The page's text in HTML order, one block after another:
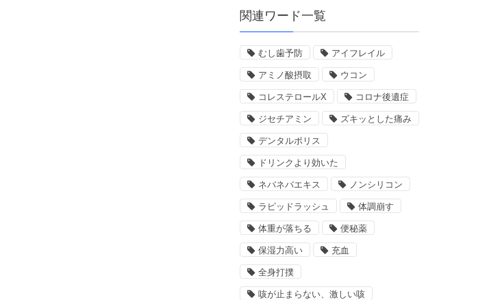
関連ワード一覧
むし歯予防 アイフレイル
アミノ酸摂取 ウコン
コレステロールX コロナ後遺症
ジセチアミン ズキッとした痛み
デンタルポリス
ドリンクより効いた
ネバネバエキス ノンシリコン
ラピッドラッシュ 体調崩す
体重が落ちる 便秘薬
保湿力高い 充血
全身打撲
咳が止まらない、激しい咳